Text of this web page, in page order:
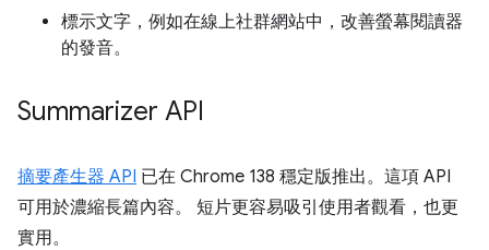
標示文字，例如在線上社群網站中，改善螢幕閱讀器
的發音。
Summarizer API
摘要產生器 API 已在 Chrome 138 穩定版推出。這項 API
可用於濃縮長篇內容。 短片更容易吸引使用者觀看，也更
實用。